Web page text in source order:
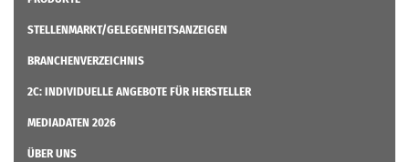
STELLENMARKT/GELEGENHEITSANZEIGEN
BRANCHENVERZEICHNIS
2C: INDIVIDUELLE ANGEBOTE FÜR HERSTELLER
MEDIADATEN 2026
ÜBER UNS